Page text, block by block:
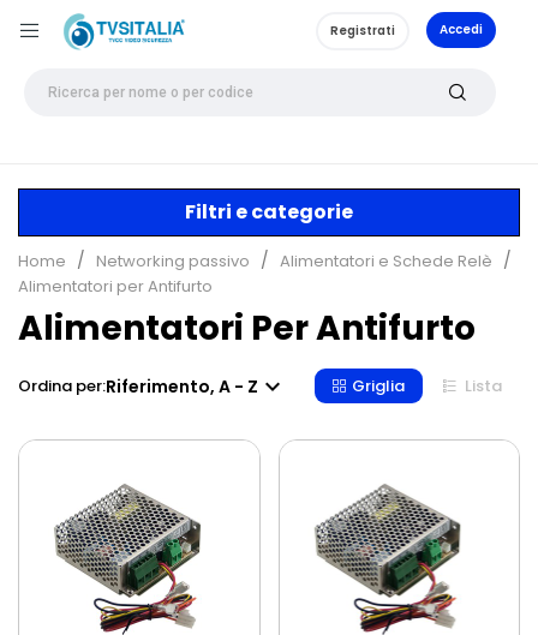
Registrati Accedi
Filtri e categorie
Home Networking passivo
Alimentatori e Schede Relè
Alimentatori per Antifurto
Alimentatori Per Antifurto
Ordina per:Riferimento, A - Z  Griglia Lista